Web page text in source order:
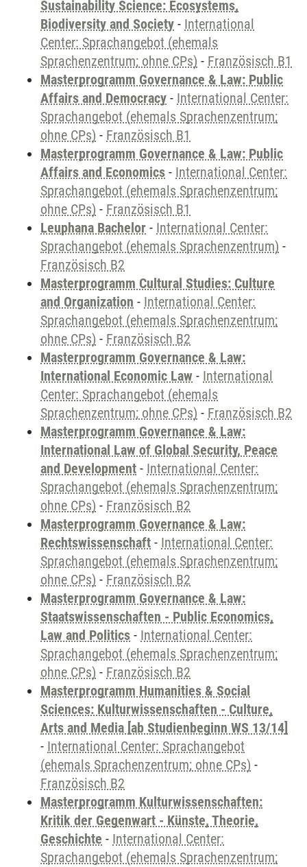
Sustainability Science: Ecosystems,
Biodiversity and Society - International
Center: Sprachangebot (ehemals
Sprachenzentrum; ohne CPs) - Französisch B1
Masterprogramm Governance & Law: Public
Affairs and Democracy - International Center:
Sprachangebot (ehemals Sprachenzentrum;
ohne CPs) - Französisch B1
Masterprogramm Governance & Law: Public
Affairs and Economics - International Center:
Sprachangebot (ehemals Sprachenzentrum;
ohne CPs) - Französisch B1
Leuphana Bachelor - International Center:
Sprachangebot (ehemals Sprachenzentrum) -
Französisch B2
Masterprogramm Cultural Studies: Culture
and Organization - International Center:
Sprachangebot (ehemals Sprachenzentrum;
ohne CPs) - Französisch B2
Masterprogramm Governance & Law:
International Economic Law - International
Center: Sprachangebot (ehemals
Sprachenzentrum; ohne CPs) - Französisch B2
Masterprogramm Governance & Law:
International Law of Global Security, Peace
and Development - International Center:
Sprachangebot (ehemals Sprachenzentrum;
ohne CPs) - Französisch B2
Masterprogramm Governance & Law:
Rechtswissenschaft - International Center:
Sprachangebot (ehemals Sprachenzentrum;
ohne CPs) - Französisch B2
Masterprogramm Governance & Law:
Staatswissenschaften - Public Economics,
Law and Politics - International Center:
Sprachangebot (ehemals Sprachenzentrum;
ohne CPs) - Französisch B2
Masterprogramm Humanities & Social
Sciences: Kulturwissenschaften - Culture,
Arts and Media [ab Studienbeginn WS 13/14]
- International Center: Sprachangebot
(ehemals Sprachenzentrum; ohne CPs) -
Französisch B2
Masterprogramm Kulturwissenschaften:
Kritik der Gegenwart - Künste, Theorie,
Geschichte - International Center:
Sprachangebot (ehemals Sprachenzentrum;